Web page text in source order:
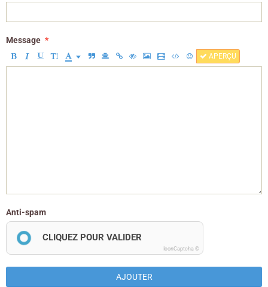
Message
APERÇU
Anti-spam
CLIQUEZ POUR VALIDER
IconCaptcha ©
AJOUTER